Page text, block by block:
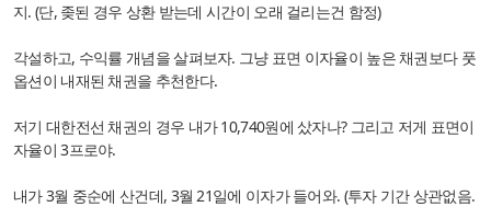
지. (단, 좆된 경우 상환 받는데 시간이 오래 걸리는건 함정)
각설하고, 수익률 개념을 살펴보자. 그냥 표면 이자율이 높은 채권보다 풋
옵션이 내재된 채권을 추천한다.
저기 대한전선 채권의 경우 내가 10,740원에 샀자나? 그리고 저게 표면이
자율이 3프로야.
내가 3월 중순에 산건데, 3월 21일에 이자가 들어와. (투자 기간 상관없음.